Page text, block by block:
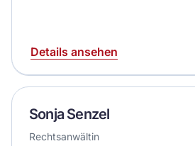
Details ansehen
Sonja Senzel
Rechtsanwältin